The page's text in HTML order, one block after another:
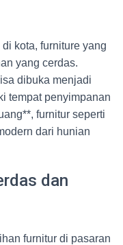
kota, furniture yang
yang cerdas.
dibuka menjadi
tempat penyimpanan
furnitur seperti
dari hunian
dan
furnitur di pasaran